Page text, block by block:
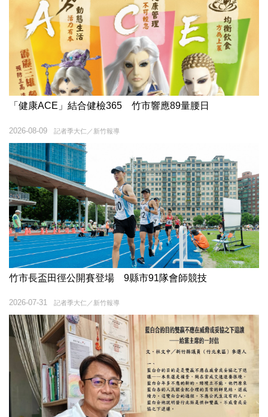
「健康ACE」結合健檢365 竹市響應89量腰日
記者季大仁／新竹報導
2026-08-09
竹市長盃田徑公開賽登場 9縣市91隊會師競技
記者季大仁／新竹報導
2026-07-31